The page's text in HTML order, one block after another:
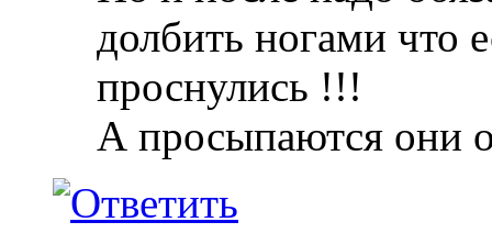
долбить ногами что
проснулись !!!
А просыпаются они